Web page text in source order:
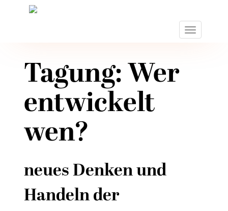
TOGGLE
Tagung: Wer
entwickelt
wen?
neues Denken und
Handeln der